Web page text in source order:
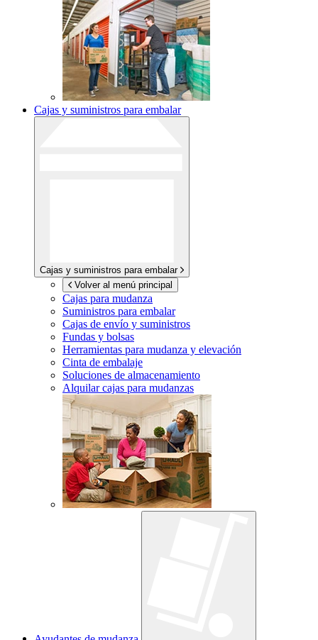
Cajas y suministros para embalar
Cajas y suministros para embalar
Volver al menú principal
Cajas para mudanza
Suministros para embalar
Cajas de envío y suministros
Fundas y bolsas
Herramientas para mudanza y elevación
Cinta de embalaje
Soluciones de almacenamiento
Alquilar cajas para mudanzas